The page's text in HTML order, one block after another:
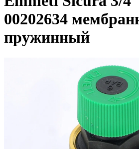
00202634
пружинный